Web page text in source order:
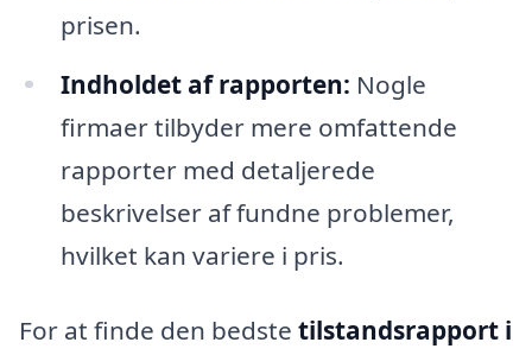
prisen.
Indholdet af rapporten: Nogle
firmaer tilbyder mere omfattende
rapporter med detaljerede
beskrivelser af fundne problemer,
hvilket kan variere i pris.
For at finde den bedste tilstandsrapport i